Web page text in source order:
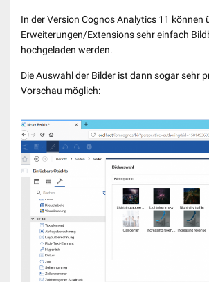
In der Version Cognos Analytics 11 können
Erweiterungen/Extensions sehr einfach
hochgeladen werden.
Die Auswahl der Bilder ist dann sogar sehr
Vorschau möglich: